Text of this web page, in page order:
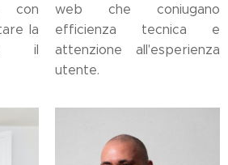
con
la
e il
web che coniugano
efficienza tecnica e
attenzione all'esperienza
utente.